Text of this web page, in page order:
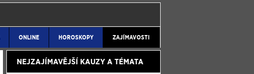
ONLINE HOROSKOPY ZAJÍMAVOSTI
NEJZAJÍMAVĚJŠÍ KAUZY A TÉMATA